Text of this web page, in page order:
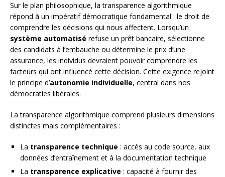
Sur le plan philosophique, la transparence algorithmique
répond à un impératif démocratique fondamental : le droit de
comprendre les décisions qui nous affectent. Lorsqu’un
système automatisé refuse un prêt bancaire, sélectionne
des candidats à l’embauche ou détermine le prix d’une
assurance, les individus devraient pouvoir comprendre les
facteurs qui ont influencé cette décision. Cette exigence rejoint
le principe d’autonomie individuelle, central dans nos
démocraties libérales.
La transparence algorithmique comprend plusieurs dimensions
distinctes mais complémentaires :
La transparence technique : accès au code source, aux
données d’entraînement et à la documentation technique
La transparence explicative : capacité à fournir des